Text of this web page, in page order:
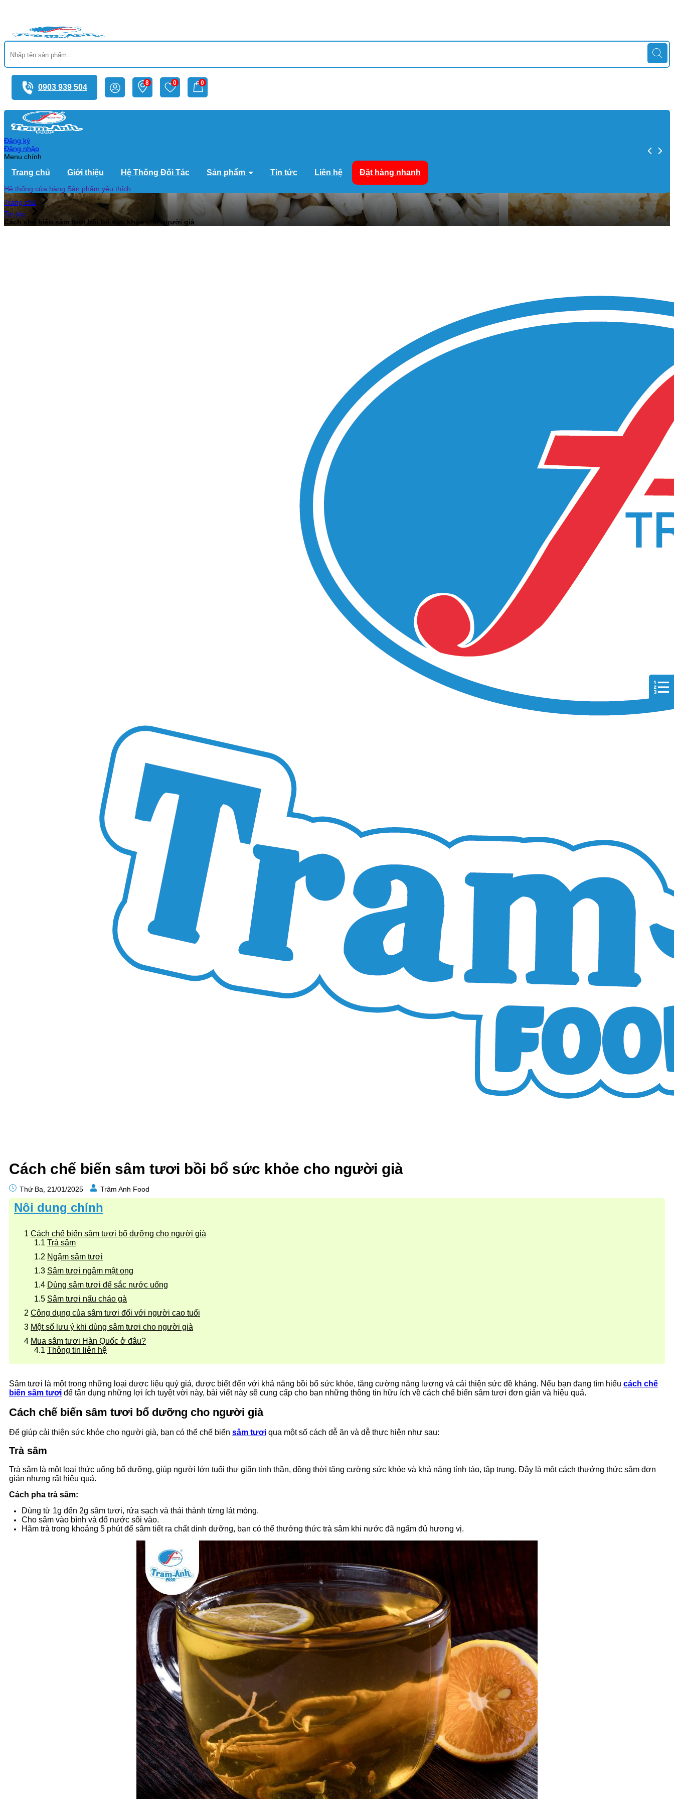
0903 939 504
8 0 0
Đăng ký
Đăng nhập
Menu chính
Trang chủ Giới thiệu Hệ Thống Đối Tác Sản phẩm Tin tức Liên hệ Đặt hàng nhanh
Hệ thống cửa hàng Sản phẩm yêu thích
Trang chủ
Tin tức
Cách chế biến sâm tươi bồi bổ sức khỏe cho người già
Cách chế biến sâm tươi bồi bổ sức khỏe cho người già
Thứ Ba, 21/01/2025 Trâm Anh Food
Nôi dung chính
Cách chế biến sâm tươi bổ dưỡng cho người già
Trà sâm
Ngậm sâm tươi
Sâm tươi ngâm mật ong
Dùng sâm tươi để sắc nước uống
Sâm tươi nấu cháo gà
Công dụng của sâm tươi đối với người cao tuổi
Một số lưu ý khi dùng sâm tươi cho người già
Mua sâm tươi Hàn Quốc ở đâu?
Thông tin liên hệ
Sâm tươi là một trong những loại dược liệu quý giá, được biết đến với khả năng bồi bổ sức khỏe, tăng cường năng lượng và cải thiện sức đề kháng. Nếu bạn đang tìm hiểu cách chế
biến sâm tươi để tận dụng những lợi ích tuyệt vời này, bài viết này sẽ cung cấp cho bạn những thông tin hữu ích về cách chế biến sâm tươi đơn giản và hiệu quả.
Cách chế biến sâm tươi bổ dưỡng cho người già
Để giúp cải thiện sức khỏe cho người già, bạn có thể chế biến sâm tươi qua một số cách dễ ăn và dễ thực hiện như sau:
Trà sâm
Trà sâm là một loại thức uống bổ dưỡng, giúp người lớn tuổi thư giãn tinh thần, đồng thời tăng cường sức khỏe và khả năng tỉnh táo, tập trung. Đây là một cách thưởng thức sâm đơn
giản nhưng rất hiệu quả.
Cách pha trà sâm:
Dùng từ 1g đến 2g sâm tươi, rửa sạch và thái thành từng lát mỏng.
Cho sâm vào bình và đổ nước sôi vào.
Hãm trà trong khoảng 5 phút để sâm tiết ra chất dinh dưỡng, bạn có thể thưởng thức trà sâm khi nước đã ngấm đủ hương vị.